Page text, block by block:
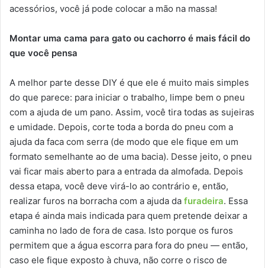
acessórios, você já pode colocar a mão na massa!
Montar uma cama para gato ou cachorro é mais fácil do
que você pensa
A melhor parte desse DIY é que ele é muito mais simples
do que parece: para iniciar o trabalho, limpe bem o pneu
com a ajuda de um pano. Assim, você tira todas as sujeiras
e umidade. Depois, corte toda a borda do pneu com a
ajuda da faca com serra (de modo que ele fique em um
formato semelhante ao de uma bacia). Desse jeito, o pneu
vai ficar mais aberto para a entrada da almofada. Depois
dessa etapa, você deve virá-lo ao contrário e, então,
realizar furos na borracha com a ajuda da furadeira. Essa
etapa é ainda mais indicada para quem pretende deixar a
caminha no lado de fora de casa. Isto porque os furos
permitem que a água escorra para fora do pneu — então,
caso ele fique exposto à chuva, não corre o risco de